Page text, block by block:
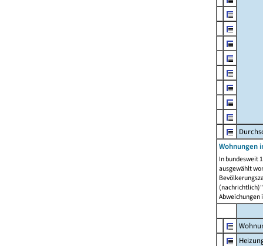
Wohnungen
In bundesweit
ausgewählt
Abweichungen